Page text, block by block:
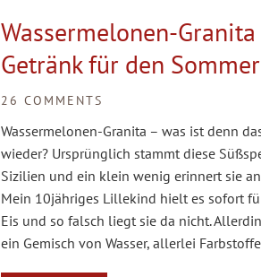
Wassermelonen-
Getränk für den
26 COMMENTS
Wassermelonen-Granita – was ist denn
wieder? Ursprünglich stammt diese
Sizilien und ein klein wenig erinnert sie
Mein 10jähriges Lillekind hielt es sofort
Eis und so falsch liegt sie da nicht.
ein Gemisch von Wasser, allerlei